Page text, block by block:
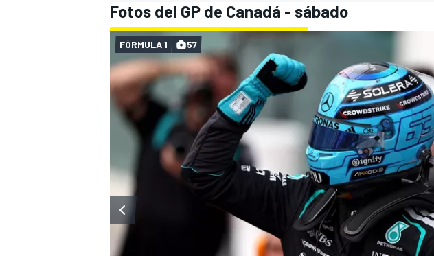
Fotos del GP de Canadá - sábado
FÓRMULA 1 57